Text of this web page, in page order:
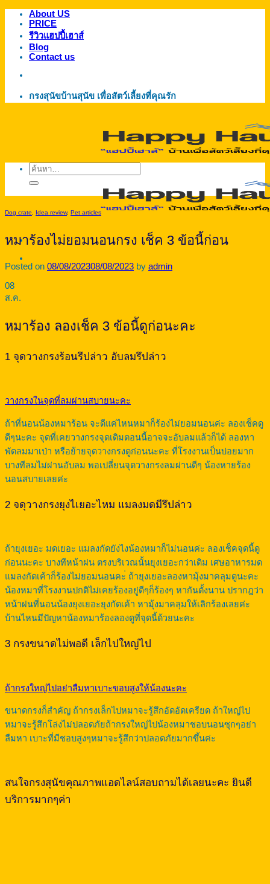
ข้าม
เนื้อหา
About US
PRICE
รีวิวแฮปปี้เฮาส์
Blog
Contact us
กรงสุนัขบ้านสุนัข เพื่อสัตว์เลี้ยงที่คุณรัก
ค้นหา:
Dog crate, Idea review, Pet articles
หมาร้องไม่ยอมนอนกรง เช็ค 3 ข้อนี้ก่อน
Posted on 08/08/202308/08/2023 by admin
08
ส.ค.
หมาร้อง ลองเช็ค 3 ข้อนี้ดูก่อนะคะ
1 จุดวางกรงร้อนรึปล่าว อับลมรึปล่าว
วางกรงในจุดที่ลมผ่านสบายนะคะ
ถ้าที่นอนน้องหมาร้อน จะดีแค่ไหนหมาก็ร้องไม่ยอมนอนค่ะ ลองเช็คดู
ดีๆนะคะ จุดที่เคยวางกรงจุดเดิมตอนนี้อาจจะอับลมแล้วก็ได้ ลองหา
พัดลมมาเป่า หรือย้ายจุดวางกรงดูก่อนนะคะ ที่โรงงานเป็นบ่อยมาก
บางทีลมไม่ผ่านอับลม พอเปลี่ยนจุดวางกรงลมผ่านดีๆ น้องหายร้อง
นอนสบายเลยค่ะ
2 จดุวางกรงยุงไเยอะไหม แมลงมดมีรึปล่าว
ถ้ายุงเยอะ มดเยอะ แมลงกัดยังไงน้องหมาก็ไม่นอนค่ะ ลองเช็คจุดนี้ดู
ก่อนนะคะ บางทีหน้าฝน ตรงบริเวณนั้นยุงเยอะกว่าเดิม เศษอาหารมด
แมลงกัดเค้าก็ร้องไม่ยอมนอนคะ่ ถ้ายุงเยอะลองหามุ้งมาคลุมดูนะคะ
น้องหมาที่โรงงานปกติไม่เคยร้องอยู่ดีๆก็ร้องๆ หากันตั้งนาน ปรากฎว่า
หน้าฝนที่นอนน้องยุงเยอะยุงกัดเค้า หามุ้งมาคลุมให้เลิกร้องเลยค่ะ
บ้านไหนมีปัญหาน้องหมาร้องลองดูที่จุดนี้ด้วยนะคะ
3 กรงขนาดไม่พอดี เล็กไปใหญ่ไป
ถ้ากรงใหญ่ไปอย่าลืมหาเบาะขอบสูงให้น้องนะคะ
ขนาดกรงก็สำคัญ ถ้ากรงเล็กไปหมาจะรู้สึกอัดอัดเครียด ถ้าใหญ่ไป
หมาจะรู้สึกโล่งไม่ปลอดภัยถ้ากรงใหญ่ไปน้องหมาชอบนอนซุกๆอย่า
ลืมหา เบาะที่มีชอบสูงๆหมาจะรู้สึกว่าปลอดภัยมากขึ้นค่ะ
สนใจกรงสุนัขคุณภาพแอดไลน์สอบถามได้เลยนะคะ ยินดี
บริการมากๆค่า